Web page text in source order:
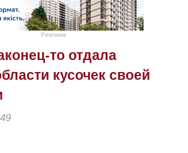
Реклама
то отдала
кусочек своей